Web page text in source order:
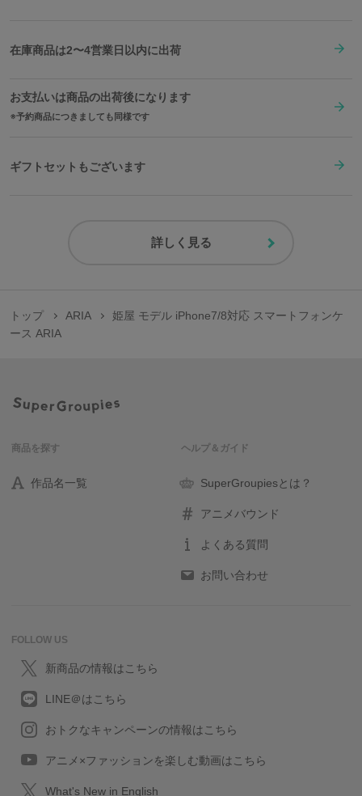
在庫商品は2〜4営業日以内に出荷
お支払いは商品の出荷後になります
予約商品につきましても同様です
ギフトセットもございます
詳しく見る
トップ ARIA
姫屋 モデル iPhone7/8対応 スマートフォンケ
ース ARIA
商品を探す
作品名一覧
ヘルプ＆ガイド
SuperGroupiesとは？
アニメバウンド
よくある質問
お問い合わせ
FOLLOW US
新商品の情報はこちら
LINE＠はこちら
おトクなキャンペーンの情報はこちら
アニメ×ファッションを楽しむ動画はこちら
What's New in English